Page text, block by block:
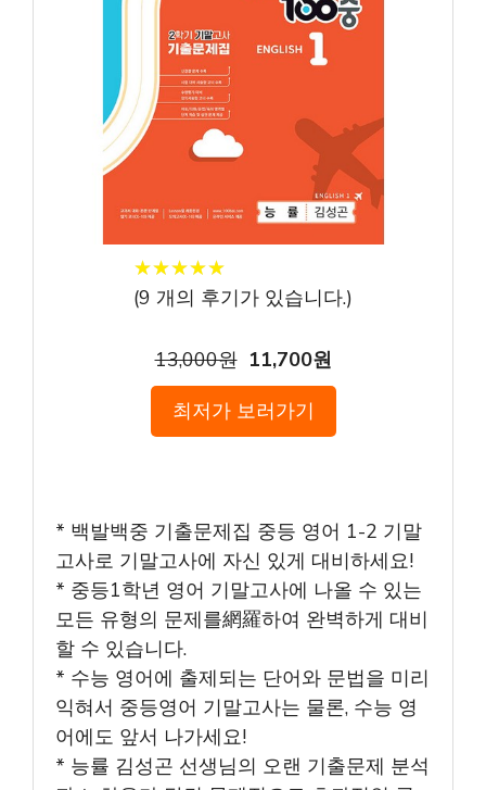
★★★★★
★★★★★
(9 개의 후기가 있습니다.)
13,000원 11,700원
최저가 보러가기
* 백발백중 기출문제집 중등 영어 1-2 기말
고사로 기말고사에 자신 있게 대비하세요!
* 중등1학년 영어 기말고사에 나올 수 있는
모든 유형의 문제를網羅하여 완벽하게 대비
할 수 있습니다.
* 수능 영어에 출제되는 단어와 문법을 미리
익혀서 중등영어 기말고사는 물론, 수능 영
어에도 앞서 나가세요!
* 능률 김성곤 선생님의 오랜 기출문제 분석